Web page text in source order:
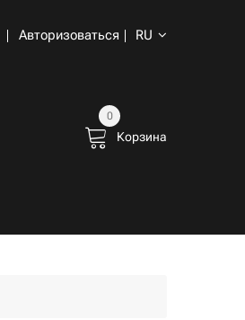
Авторизоваться RU
Корзина
0